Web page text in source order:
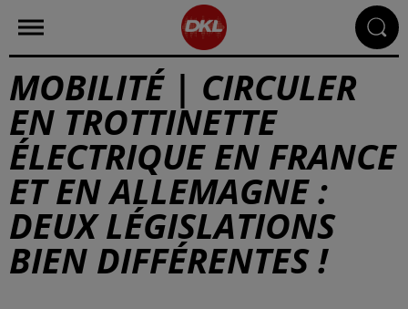
MOBILITÉ | CIRCULER
EN TROTTINETTE
ÉLECTRIQUE EN FRANCE
ET EN ALLEMAGNE :
DEUX LÉGISLATIONS
BIEN DIFFÉRENTES !